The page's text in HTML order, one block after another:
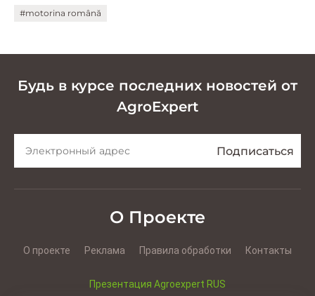
#motorina română
Будь в курсе последних новостей от
AgroExpert
О Проекте
О проекте Реклама Правила обработки Контакты
Презентация Agroexpert RUS